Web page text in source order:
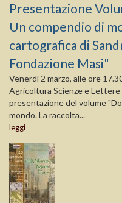
Presentazione
Un compendio di
cartografica di
Fondazione Masi"
Venerdì 2 marzo, alle ore
Agricoltura Scienze e Lettere
presentazione del volume
mondo. La raccolta...
leggi